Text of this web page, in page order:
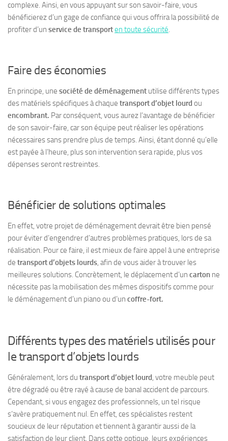
complexe. Ainsi, en vous appuyant sur son savoir-faire, vous
bénéficierez d’un gage de confiance qui vous offrira la possibilité de
profiter d’un service de transporten toute sécurité.
Faire des économies
En principe, une société de déménagement utilise différents types
des matériels spécifiques à chaque transport d’objet lourd ou
encombrant. Par conséquent, vous aurez l’avantage de bénéficier
de son savoir-faire, car son équipe peut réaliser les opérations
nécessaires sans prendre plus de temps. Ainsi, étant donné qu’elle
est payée à l’heure, plus son intervention sera rapide, plus vos
dépenses seront restreintes.
Bénéficier de solutions optimales
En effet, votre projet de déménagement devrait être bien pensé
pour éviter d’engendrer d’autres problèmes pratiques, lors de sa
réalisation. Pour ce faire, il est mieux de faire appel à une entreprise
de transport d’objets lourds, afin de vous aider à trouver les
meilleures solutions. Concrètement, le déplacement d’un carton ne
nécessite pas la mobilisation des mêmes dispositifs comme pour
le déménagement d’un piano ou d’un coffre-fort.
Différents types des matériels utilisés pour
le transport d’objets lourds
Généralement, lors du transport d’objet lourd, votre meuble peut
être dégradé ou être rayé à cause de banal accident de parcours.
Cependant, si vous engagez des professionnels, un tel risque
s’avère pratiquement nul. En effet, ces spécialistes restent
soucieux de leur réputation et tiennent à garantir aussi de la
satisfaction de leur client. Dans cette optique, leurs expériences